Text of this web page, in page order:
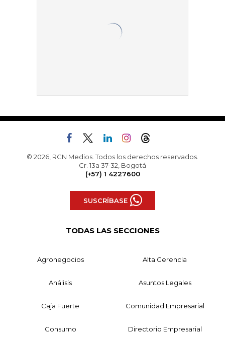
© 2026, RCN Medios. Todos los derechos reservados.
Cr. 13a 37-32, Bogotá
(+57) 1 4227600
SUSCRÍBASE
TODAS LAS SECCIONES
Agronegocios Alta Gerencia
Análisis Asuntos Legales
Caja Fuerte Comunidad Empresarial
Consumo Directorio Empresarial